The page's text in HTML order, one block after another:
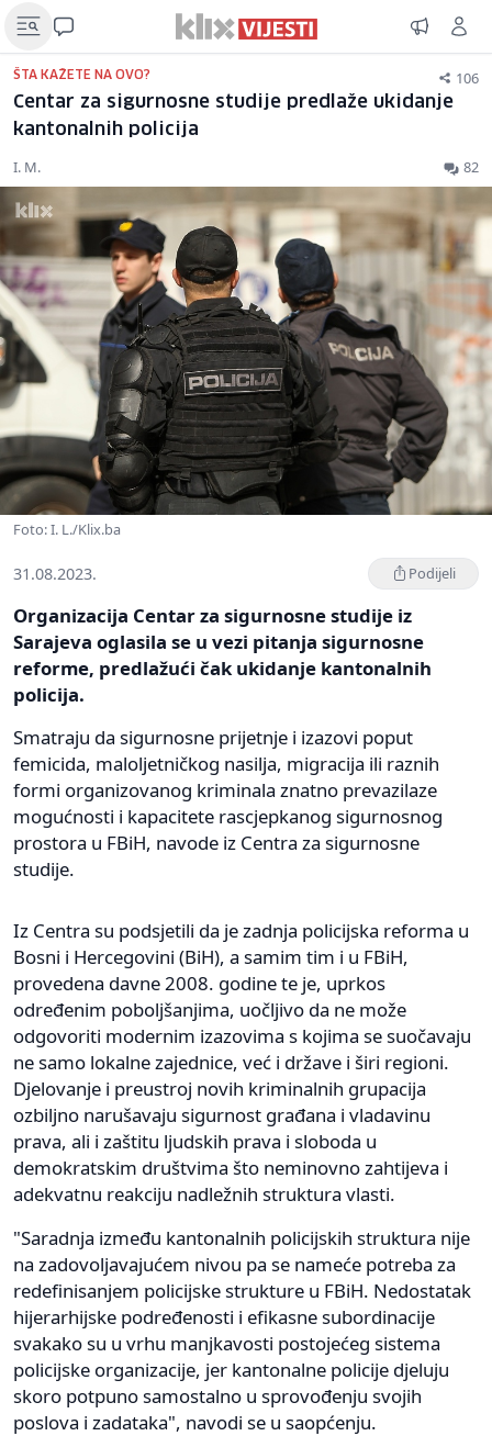
ŠTA KAŽETE NA OVO? 106
Centar za sigurnosne studije predlaže ukidanje
kantonalnih policija
I. M. 82
Foto: I. L./Klix.ba
31.08.2023. Podijeli
Organizacija Centar za sigurnosne studije iz
Sarajeva oglasila se u vezi pitanja sigurnosne
reforme, predlažući čak ukidanje kantonalnih
policija.
Smatraju da sigurnosne prijetnje i izazovi poput
femicida, maloljetničkog nasilja, migracija ili raznih
formi organizovanog kriminala znatno prevazilaze
mogućnosti i kapacitete rascjepkanog sigurnosnog
prostora u FBiH, navode iz Centra za sigurnosne
studije.
Iz Centra su podsjetili da je zadnja policijska reforma u
Bosni i Hercegovini (BiH), a samim tim i u FBiH,
provedena davne 2008. godine te je, uprkos
određenim poboljšanjima, uočljivo da ne može
odgovoriti modernim izazovima s kojima se suočavaju
ne samo lokalne zajednice, već i države i širi regioni.
Djelovanje i preustroj novih kriminalnih grupacija
ozbiljno narušavaju sigurnost građana i vladavinu
prava, ali i zaštitu ljudskih prava i sloboda u
demokratskim društvima što neminovno zahtijeva i
adekvatnu reakciju nadležnih struktura vlasti.
"Saradnja između kantonalnih policijskih struktura nije
na zadovoljavajućem nivou pa se nameće potreba za
redefinisanjem policijske strukture u FBiH. Nedostatak
hijerarhijske podređenosti i efikasne subordinacije
svakako su u vrhu manjkavosti postojećeg sistema
policijske organizacije, jer kantonalne policije djeluju
skoro potpuno samostalno u sprovođenju svojih
poslova i zadataka", navodi se u saopćenju.